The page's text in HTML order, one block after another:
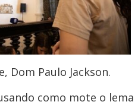
Dom Paulo Jackson.
como mote o